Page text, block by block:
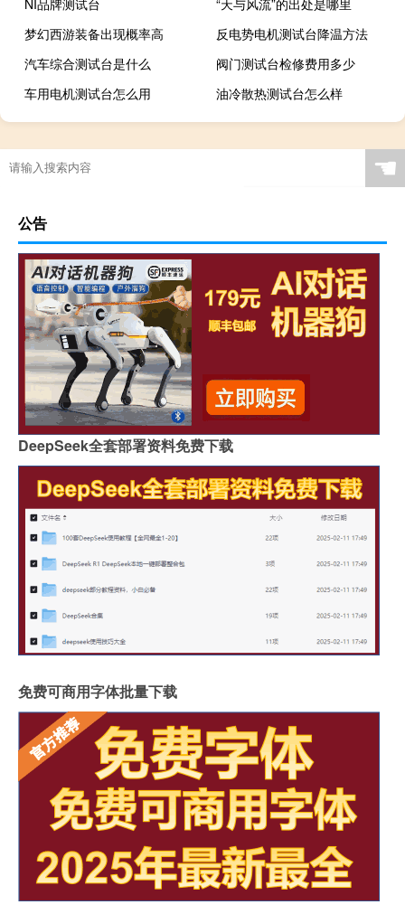
NI品牌测试台
“天与风流”的出处是哪里
梦幻西游装备出现概率高
反电势电机测试台降温方法
汽车综合测试台是什么
阀门测试台检修费用多少
车用电机测试台怎么用
油冷散热测试台怎么样
☚
公告
DeepSeek全套部署资料免费下载
免费可商用字体批量下载